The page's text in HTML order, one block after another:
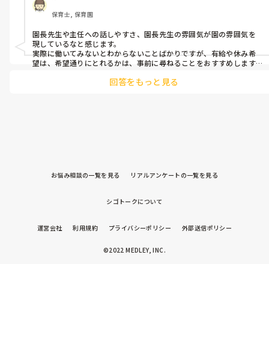
保育士, 保育園
園長先生や主任への話しやすさ、園長先生の雰囲気が園の雰囲気を
現しているなと感じます。
実際に働いてみないとわからないことばかりですが、有給や休み希
望は、希望通りにとれるかは、事前に尋ねることをおすすめします。
あとは、保育観や保育の進め方が自分にあっているか見極めるよう
回答をもっと見る
お悩み相談の一覧を見る リアルアンケートの一覧を見る
シゴトークについて
運営会社 利用規約 プライバシーポリシー 外部送信ポリシー
©2022 MEDLEY, INC.